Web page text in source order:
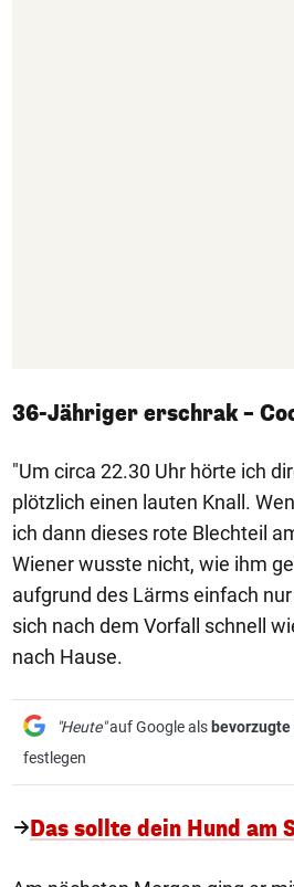
36-Jähriger erschrak –
"Um circa 22.30 Uhr hörte ich
plötzlich einen lauten Knall.
ich dann dieses rote Blechteil
Wiener wusste nicht, wie ihm
aufgrund des Lärms einfach
sich nach dem Vorfall schnell
nach Hause.
"Heute"auf Google als
festlegen
Das sollte dein Hund am